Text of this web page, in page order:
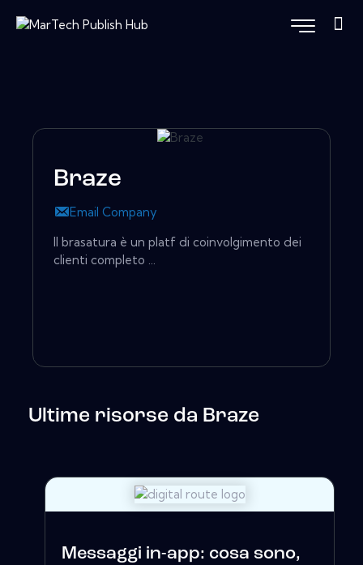
Braze
Email Company
Il brasatura è un platf di coinvolgimento dei
clienti completo ...
Ultime risorse da Braze
Messaggi in-app: cosa sono,